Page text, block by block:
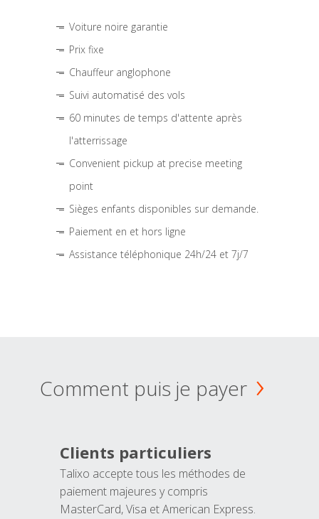
Voiture noire garantie
Prix fixe
Chauffeur anglophone
Suivi automatisé des vols
60 minutes de temps d'attente après
l'atterrissage
Convenient pickup at precise meeting
point
Sièges enfants disponibles sur demande.
Paiement en et hors ligne
Assistance téléphonique 24h/24 et 7j/7
Comment puis je payer
Clients particuliers
Talixo accepte tous les méthodes de
paiement majeures y compris
MasterCard, Visa et American Express.